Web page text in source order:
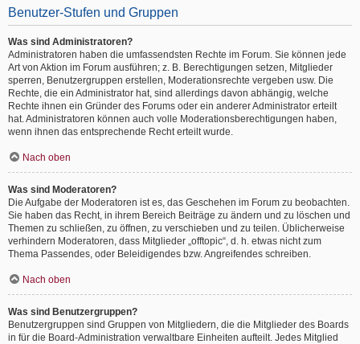
Benutzer-Stufen und Gruppen
Was sind Administratoren?
Administratoren haben die umfassendsten Rechte im Forum. Sie können jede
Art von Aktion im Forum ausführen; z. B. Berechtigungen setzen, Mitglieder
sperren, Benutzergruppen erstellen, Moderationsrechte vergeben usw. Die
Rechte, die ein Administrator hat, sind allerdings davon abhängig, welche
Rechte ihnen ein Gründer des Forums oder ein anderer Administrator erteilt
hat. Administratoren können auch volle Moderationsberechtigungen haben,
wenn ihnen das entsprechende Recht erteilt wurde.
Nach oben
Was sind Moderatoren?
Die Aufgabe der Moderatoren ist es, das Geschehen im Forum zu beobachten.
Sie haben das Recht, in ihrem Bereich Beiträge zu ändern und zu löschen und
Themen zu schließen, zu öffnen, zu verschieben und zu teilen. Üblicherweise
verhindern Moderatoren, dass Mitglieder „offtopic“, d. h. etwas nicht zum
Thema Passendes, oder Beleidigendes bzw. Angreifendes schreiben.
Nach oben
Was sind Benutzergruppen?
Benutzergruppen sind Gruppen von Mitgliedern, die die Mitglieder des Boards
in für die Board-Administration verwaltbare Einheiten aufteilt. Jedes Mitglied